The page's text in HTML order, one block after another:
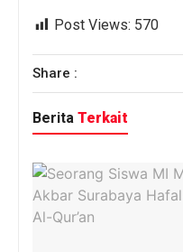
Post Views: 570
Share :
Berita Terkait